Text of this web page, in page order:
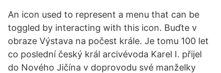
An icon used to represent a menu that can be
toggled by interacting with this icon. Buďte v
obraze Výstava na počest krále. Je tomu 100 let
co poslední český král arcivévoda Karel I. přijel
do Nového Jičína v doprovodu své manželky